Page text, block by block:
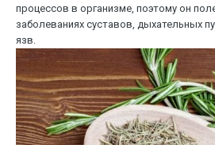
процессов в организме, поэтому он
заболеваниях суставов, дыхательных
язв.